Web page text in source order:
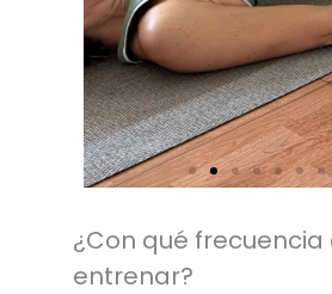
¿Con qué
entrenar?